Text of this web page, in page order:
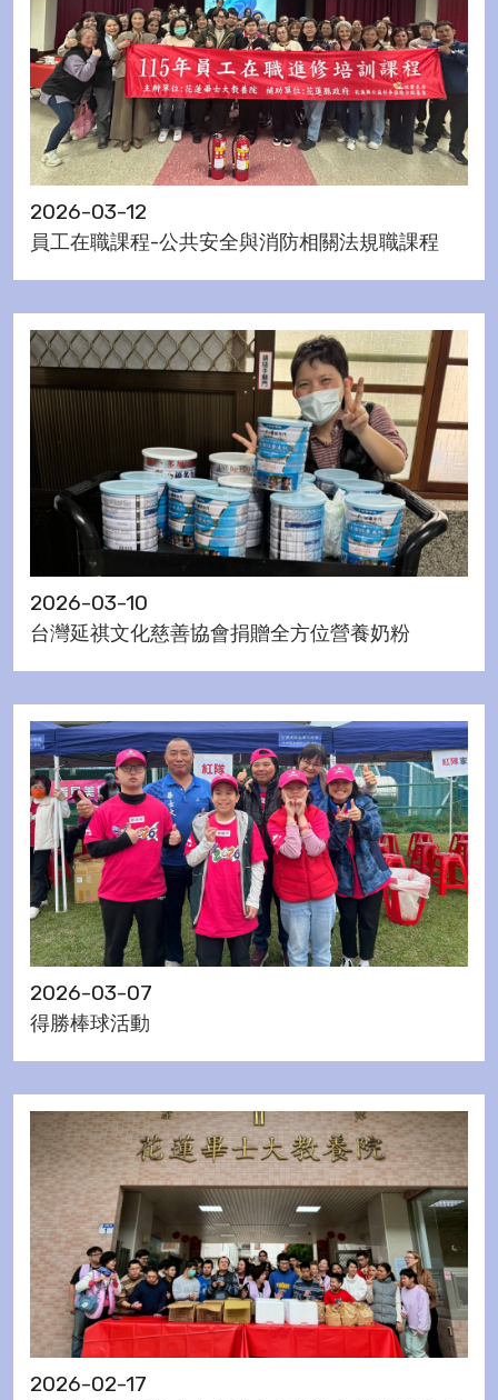
2026-03-12
員工在職課程-公共安全與消防相關法規職課程
2026-03-10
台灣延祺文化慈善協會捐贈全方位營養奶粉
2026-03-07
得勝棒球活動
2026-02-17